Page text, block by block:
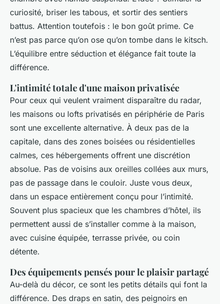
curiosité, briser les tabous, et sortir des sentiers
battus. Attention toutefois : le bon goût prime. Ce
n’est pas parce qu’on ose qu’on tombe dans le kitsch.
L’équilibre entre séduction et élégance fait toute la
différence.
L'intimité totale d'une maison privatisée
Pour ceux qui veulent vraiment disparaître du radar,
les maisons ou lofts privatisés en périphérie de Paris
sont une excellente alternative. À deux pas de la
capitale, dans des zones boisées ou résidentielles
calmes, ces hébergements offrent une discrétion
absolue. Pas de voisins aux oreilles collées aux murs,
pas de passage dans le couloir. Juste vous deux,
dans un espace entièrement conçu pour l’intimité.
Souvent plus spacieux que les chambres d’hôtel, ils
permettent aussi de s’installer comme à la maison,
avec cuisine équipée, terrasse privée, ou coin
détente.
Des équipements pensés pour le plaisir partagé
Au-delà du décor, ce sont les petits détails qui font la
différence. Des draps en satin, des peignoirs en